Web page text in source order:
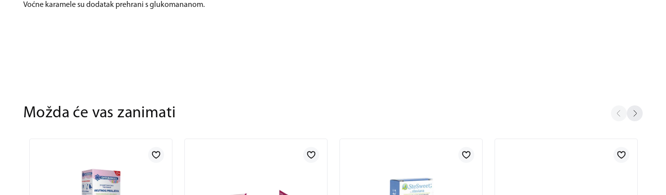
Voćne karamele su dodatak prehrani s glukomananom.
Možda će vas zanimati